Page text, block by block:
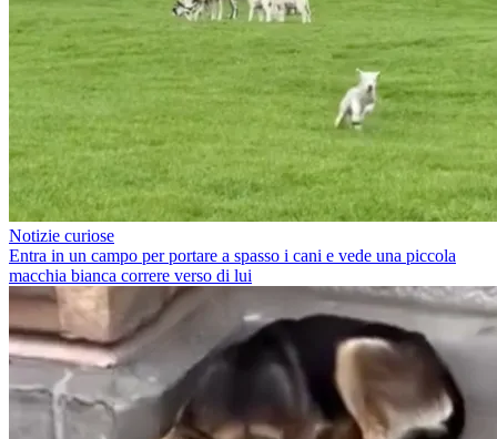
Notizie curiose
Entra in un campo per portare a spasso i cani e vede una piccola
macchia bianca correre verso di lui